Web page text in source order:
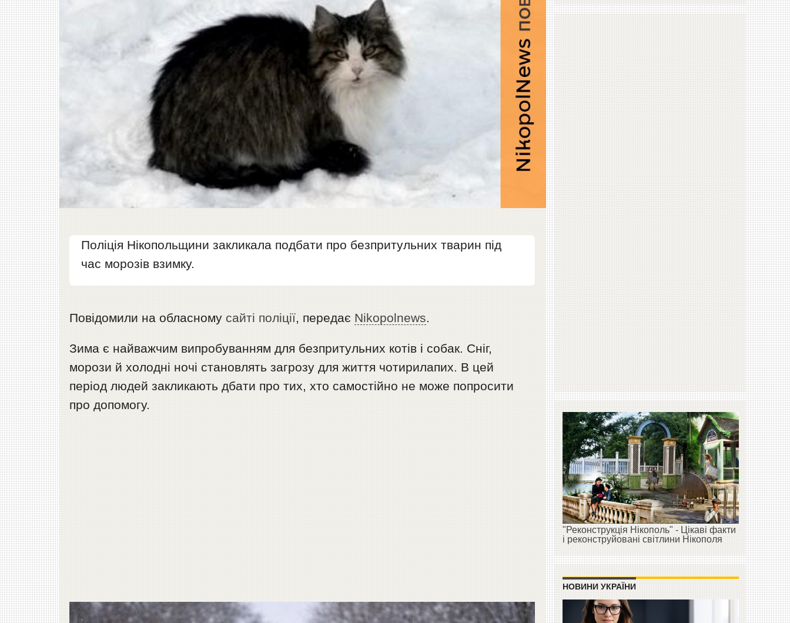
Поліція Нікопольщини закликала подбати про безпритульних тварин під
час морозів взимку.
Повідомили на обласному сайті поліції, передає Nikopolnews.
Зима є найважчим випробуванням для безпритульних котів і собак. Сніг,
морози й холодні ночі становлять загрозу для життя чотирилапих. В цей
період людей закликають дбати про тих, хто самостійно не може попросити
про допомогу.
"Реконструкція Нікополь" - Цікаві факти
і реконструйовані світлини Нікополя
НОВИНИ УКРАЇНИ